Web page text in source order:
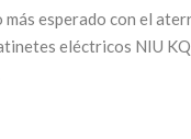
más esperado con el
eléctricos NIU